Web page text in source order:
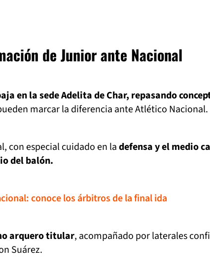
de Junior ante Nacional
en la sede Adelita de Char, repasando
marcar la diferencia ante Atlético Nacional.
con especial cuidado en ladefensa y el medio
del balón.
conoce los árbitros de la final ida
arquero titular, acompañado por laterales
Suárez.